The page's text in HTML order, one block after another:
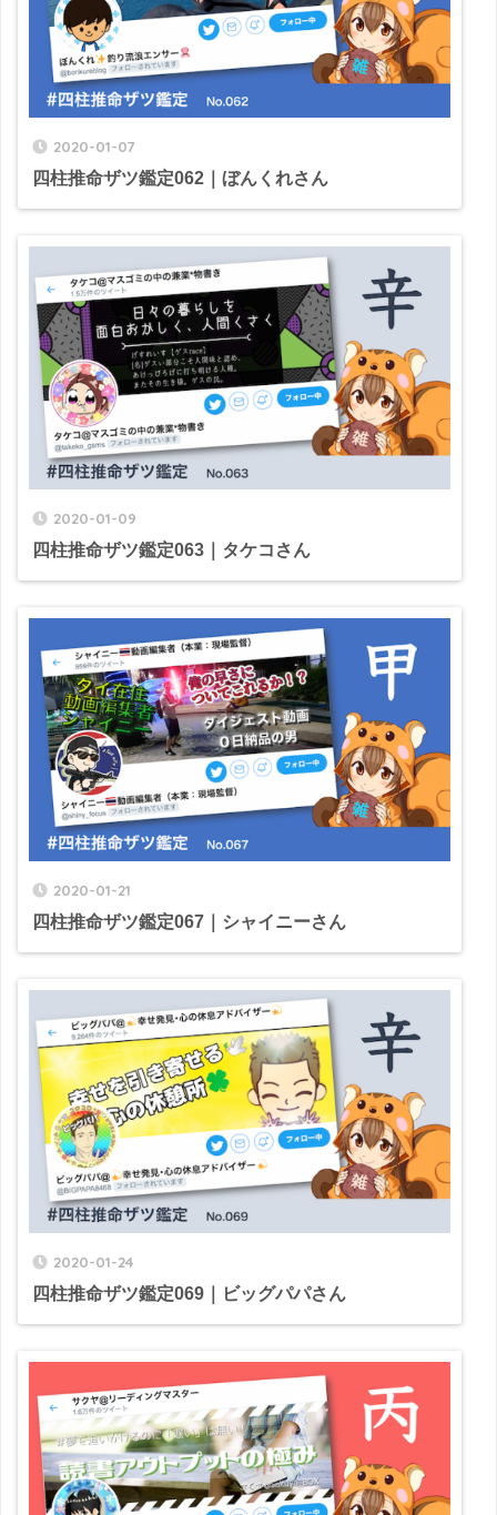
2020-01-07
四柱推命ザツ鑑定062｜ぼんくれさん
2020-01-09
四柱推命ザツ鑑定063｜タケコさん
2020-01-21
四柱推命ザツ鑑定067｜シャイニーさん
2020-01-24
四柱推命ザツ鑑定069｜ビッグパパさん